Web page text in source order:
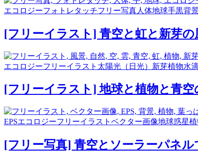
エコロジーフォトレタッチフリー写真人体地球手黒背
[フリーイラスト] 青空と虹と新芽
エコロジーフリーイラスト 太陽光（日光） 新芽植物水
[フリーイラスト] 地球と植物と青
EPSエコロジーフリーイラスト ベクター画像地球惑星
[フリー写真] 青空とソーラーパネ